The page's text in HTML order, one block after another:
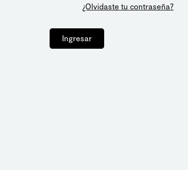
¿Olvidaste tu contraseña?
Ingresar